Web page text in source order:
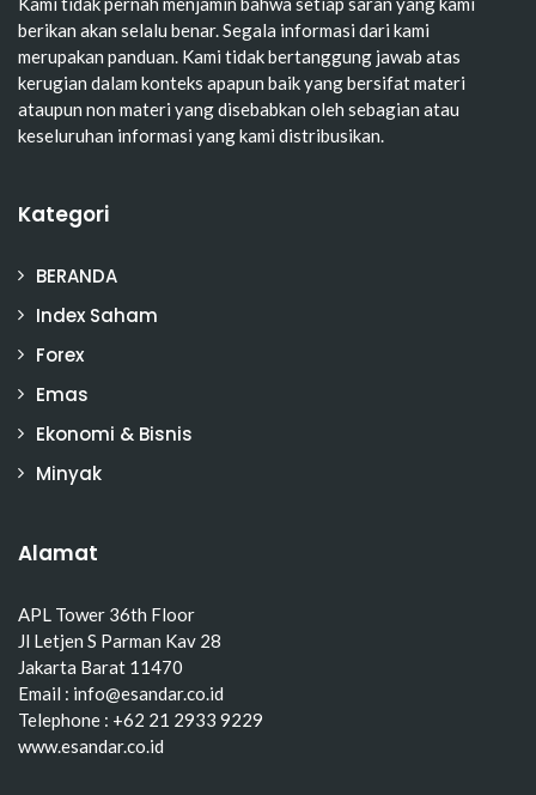
berikan akan selalu benar. Segala informasi dari kami
merupakan panduan. Kami tidak bertanggung jawab atas
kerugian dalam konteks apapun baik yang bersifat materi
ataupun non materi yang disebabkan oleh sebagian atau
keseluruhan informasi yang kami distribusikan.
Kategori
BERANDA
Index Saham
Forex
Emas
Ekonomi & Bisnis
Minyak
Alamat
APL Tower 36th Floor
Jl Letjen S Parman Kav 28
Jakarta Barat 11470
Email : info@esandar.co.id
Telephone : +62 21 2933 9229
www.esandar.co.id